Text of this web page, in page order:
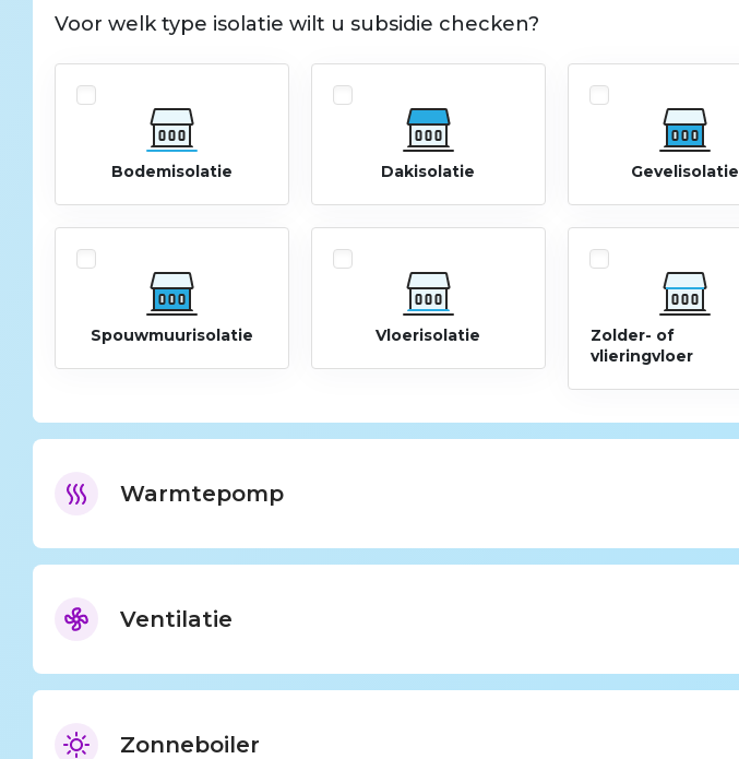
Voor welk type isolatie wilt u subsidie checken?
Bodemisolatie Dakisolatie Gevelisolatie
Spouwmuurisolatie Vloerisolatie
Zolder- of
vlieringvloer
Warmtepomp
Ventilatie
Zonneboiler